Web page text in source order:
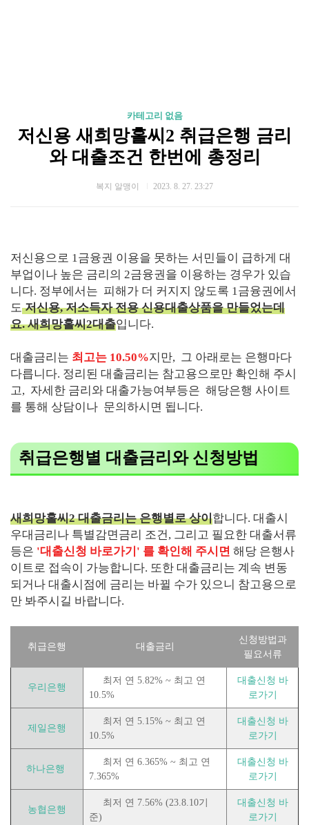
카테고리 없음
저신용 새희망홀씨2 취급은행 금리
와 대출조건 한번에 총정리
복지 알맹이 2023. 8. 27. 23:27
저신용으로 1금융권 이용을 못하는 서민들이 급하게 대
부업이나 높은 금리의 2금융권을 이용하는 경우가 있습
니다. 정부에서는 피해가 더 커지지 않도록 1금융권에서
도저신용, 저소득자 전용 신용대출상품을 만들었는데
요. 새희망홀씨2대출입니다.
대출금리는 최고는 10.50%지만, 그 아래로는 은행마다
다릅니다. 정리된 대출금리는 참고용으로만 확인해 주시
고, 자세한 금리와 대출가능여부등은 해당은행 사이트
를 통해 상담이나 문의하시면 됩니다.
취급은행별 대출금리와 신청방법
새희망홀씨2 대출금리는 은행별로 상이합니다. 대출시
우대금리나 특별감면금리 조건, 그리고 필요한 대출서류
등은 '대출신청 바로가기' 를 확인해 주시면 해당 은행사
이트로 접속이 가능합니다. 또한 대출금리는 계속 변동
되거나 대출시점에 금리는 바뀔 수가 있으니 참고용으로
만 봐주시길 바랍니다.
취급은행 대출금리
신청방법과
필요서류
우리은행
최저 연 5.82% ~ 최고 연
10.5%
대출신청 바
로가기
제일은행
최저 연 5.15% ~ 최고 연
10.5%
대출신청 바
로가기
하나은행
최저 연 6.365% ~ 최고 연
7.365%
대출신청 바
로가기
농협은행
최저 연 7.56% (23.8.10기
준)
대출신청 바
로가기